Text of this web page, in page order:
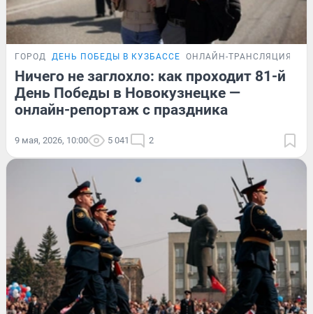
ГОРОД ДЕНЬ ПОБЕДЫ В КУЗБАССЕ ОНЛАЙН-ТРАНСЛЯЦИЯ
Ничего не заглохло: как проходит 81-й
День Победы в Новокузнецке —
онлайн-репортаж с праздника
9 мая, 2026, 10:00 5 041 2